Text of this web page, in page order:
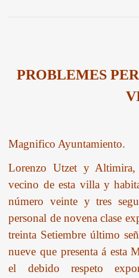
PROBLEMES
Magnifico Ayuntamiento.
Lorenzo Utzet y Altimira,
vecino de esta villa y
número veinte y tres
personal de novena clase
treinta Setiembre último
nueve que presenta á esta
el debido respeto